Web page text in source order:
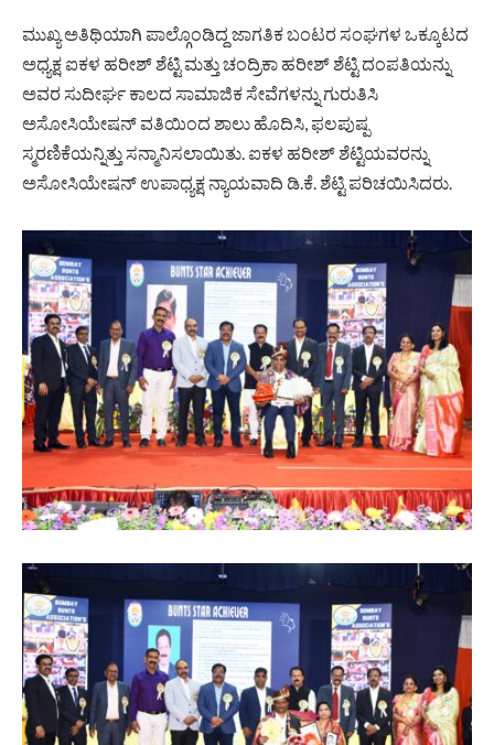
ಮುಖ್ಯ ಅತಿಥಿಯಾಗಿ ಪಾಲ್ಗೊಂಡಿದ್ದ ಜಾಗತಿಕ ಬಂಟರ ಸಂಘಗಳ ಒಕ್ಕೂಟದ
ಅಧ್ಯಕ್ಷ ಐಕಳ ಹರೀಶ್ ಶೆಟ್ಟಿ ಮತ್ತು ಚಂದ್ರಿಕಾ ಹರೀಶ್ ಶೆಟ್ಟಿ ದಂಪತಿಯನ್ನು
ಅವರ ಸುದೀರ್ಘ ಕಾಲದ ಸಾಮಾಜಿಕ ಸೇವೆಗಳನ್ನು ಗುರುತಿಸಿ
ಅಸೋಸಿಯೇಷನ್ ವತಿಯಿಂದ ಶಾಲು ಹೊದಿಸಿ, ಫಲಪುಷ್ಪ
ಸ್ಮರಣಿಕೆಯನ್ನಿತ್ತು ಸನ್ಮಾನಿಸಲಾಯಿತು. ಐಕಳ ಹರೀಶ್ ಶೆಟ್ಟಿಯವರನ್ನು
ಅಸೋಸಿಯೇಷನ್ ಉಪಾಧ್ಯಕ್ಷ ನ್ಯಾಯವಾದಿ ಡಿ.ಕೆ. ಶೆಟ್ಟಿ ಪರಿಚಯಿಸಿದರು.